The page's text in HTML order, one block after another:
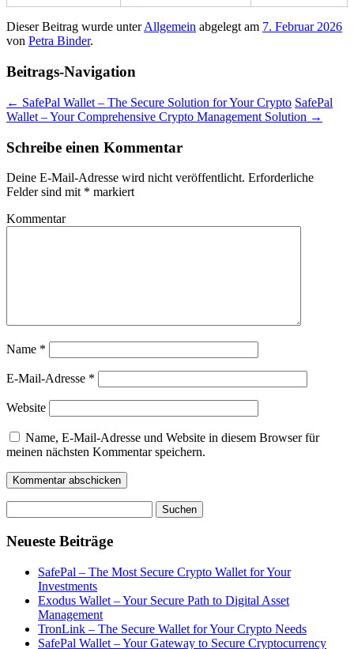
Dieser Beitrag wurde unterAllgemein abgelegt am 7. Februar 2026
von Petra Binder.
Beitrags-Navigation
← SafePal Wallet – The Secure Solution for Your Crypto SafePal
Wallet – Your Comprehensive Crypto Management Solution →
Schreibe einen Kommentar
Deine E-Mail-Adresse wird nicht veröffentlicht. Erforderliche
Felder sind mit * markiert
Kommentar
Name *
E-Mail-Adresse *
Website
Name, E-Mail-Adresse und Website in diesem Browser für
meinen nächsten Kommentar speichern.
nach:
Neueste Beiträge
SafePal – The Most Secure Crypto Wallet for Your
Investments
Exodus Wallet – Your Secure Path to Digital Asset
Management
TronLink – The Secure Wallet for Your Crypto Needs
SafePal Wallet – Your Gateway to Secure Cryptocurrency